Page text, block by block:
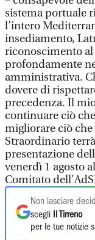
sistema portuale
l’intero
insediamento,
riconoscimento al
profondamente
amministrativa.
dovere di
precedenza. Il
continuare ciò
migliorare ciò
Straordinario
presentazione
venerdì 1 agosto
Comitato
Non lasciare
scegli
Il Tirreno
per le tue notizie